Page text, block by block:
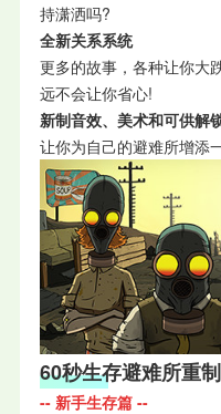
持潇洒吗?
全新关系系统
更多的故事，各种让你大
远不会让你省心!
新制音效、美术和可供解
让你为自己的避难所增添
60秒生存避难所重
-- 新手生存篇 --